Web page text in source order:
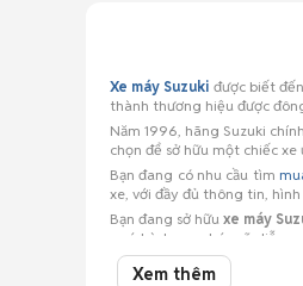
Xe máy Suzuki được biết
thành thương hiệu được
Năm 1996, hãng Suzuki
chọn để sở hữu một chiếc xe
Bạn đang có nhu cầu tìm
xe, với đầy đủ thông tin, hình
Bạn đang sở hữuxe máy
quá trình mua bán sẽ diễn
Chúc bạn có những trải
Xem thêm